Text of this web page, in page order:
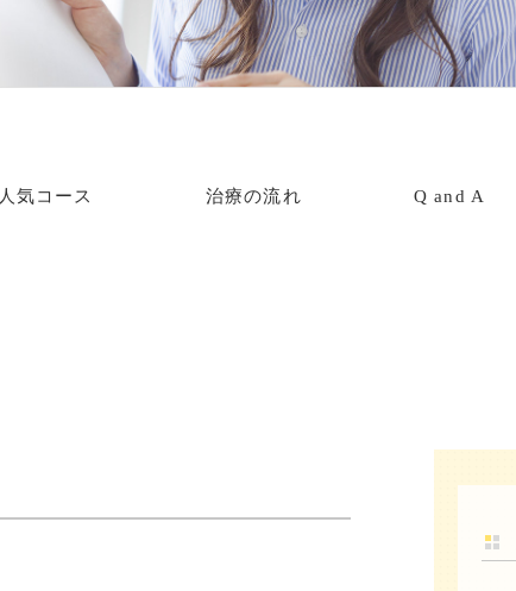
人気コース 治療の流れ Q and A